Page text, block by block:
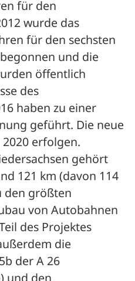
für den
wurde das
für den sechsten
und die
öffentlich
des
haben zu einer
geführt. Die neue
erfolgen.
gehört
121 km (davon 114
den größten
von Autobahnen
des Projektes
die
der A 26
und den